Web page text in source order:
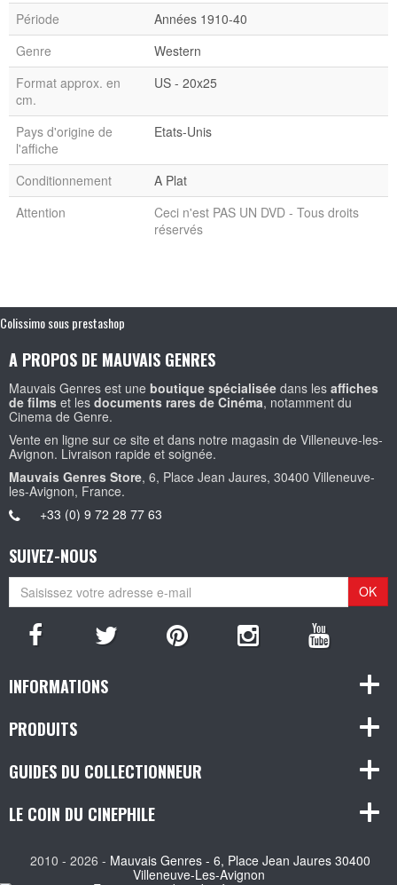
Période
Années 1910-40
Genre
Western
Format approx. en
cm.
US - 20x25
Pays d'origine de
l'affiche
Etats-Unis
Conditionnement
A Plat
Attention
Ceci n'est PAS UN DVD - Tous droits
réservés
Colissimo sous prestashop
A PROPOS DE MAUVAIS GENRES
Mauvais Genres est une boutique spécialisée dans les affiches
de films et les documents rares de Cinéma, notamment du
Cinema de Genre.
Vente en ligne sur ce site et dans notre magasin de Villeneuve-les-
Avignon. Livraison rapide et soignée.
Mauvais Genres Store, 6, Place Jean Jaures, 30400 Villeneuve-
les-Avignon, France.
+33 (0) 9 72 28 77 63
SUIVEZ-NOUS
OK
INFORMATIONS
PRODUITS
GUIDES DU COLLECTIONNEUR
LE COIN DU CINEPHILE
2010 - 2026 - Mauvais Genres - 6, Place Jean Jaures 30400
Villeneuve-Les-Avignon